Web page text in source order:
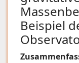
Beispiel